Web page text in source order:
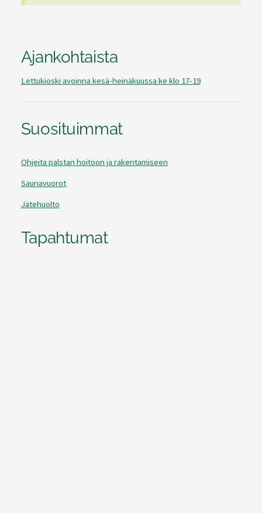
Ajankohtaista
Lettukioski avoinna kesä-heinäkuussa ke klo 17-19
Suosituimmat
Ohjeita palstan hoitoon ja rakentamiseen
Saunavuorot
Jätehuolto
Tapahtumat